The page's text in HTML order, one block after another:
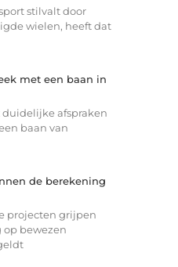
stilvalt door
wielen, heeft dat
met een baan in
afspraken
baan van
de berekening
projecten grijpen
op bewezen